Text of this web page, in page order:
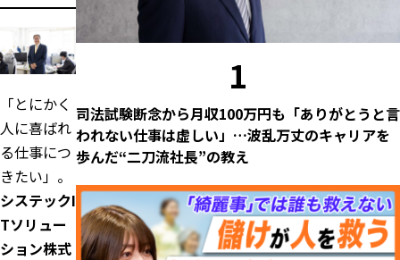
「とにかく
人に喜ばれ
る仕事につ
きたい」。
システックI
Tソリュー
ション株式
1
司法試験断念から月収100万円も「ありがとうと言
われない仕事は虚しい」…波乱万丈のキャリアを
歩んだ“二刀流社長”の教え